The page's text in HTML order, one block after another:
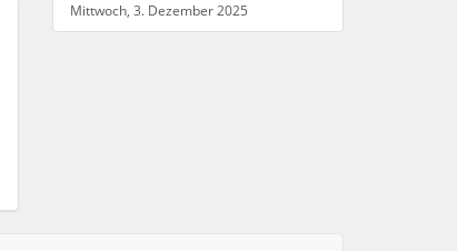
Mittwoch, 3. Dezember 2025